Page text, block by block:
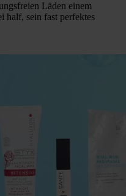
Läden einem
half, sein fast perfektes